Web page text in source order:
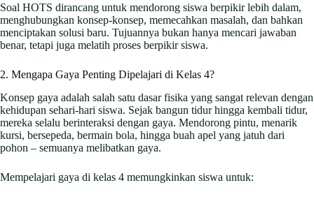
Soal HOTS dirancang untuk mendorong siswa berpikir lebih dalam,
menghubungkan konsep-konsep, memecahkan masalah, dan bahkan
menciptakan solusi baru. Tujuannya bukan hanya mencari jawaban
benar, tetapi juga melatih proses berpikir siswa.
2. Mengapa Gaya Penting Dipelajari di Kelas 4?
Konsep gaya adalah salah satu dasar fisika yang sangat relevan dengan
kehidupan sehari-hari siswa. Sejak bangun tidur hingga kembali tidur,
mereka selalu berinteraksi dengan gaya. Mendorong pintu, menarik
kursi, bersepeda, bermain bola, hingga buah apel yang jatuh dari
pohon – semuanya melibatkan gaya.
Mempelajari gaya di kelas 4 memungkinkan siswa untuk: